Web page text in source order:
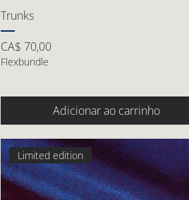
Trunks
Preço
CA$ 70,00
Flexbundle
Adicionar ao carrinho
Limited edition